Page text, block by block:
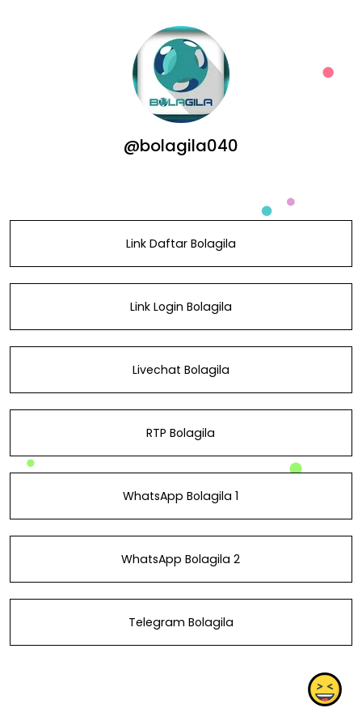
@bolagila040
Link Daftar Bolagila
Link Login Bolagila
Livechat Bolagila
RTP Bolagila
WhatsApp Bolagila 1
WhatsApp Bolagila 2
Telegram Bolagila